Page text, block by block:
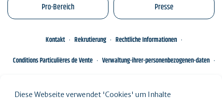
Pro-Bereich Presse
Kontakt Rekrutierung
Rechtliche Informationen
Conditions Particulières de Vente
Verwaltung-ihrer-personenbezogenen-daten
Diese Webseite verwendet 'Cookies' um Inhalte